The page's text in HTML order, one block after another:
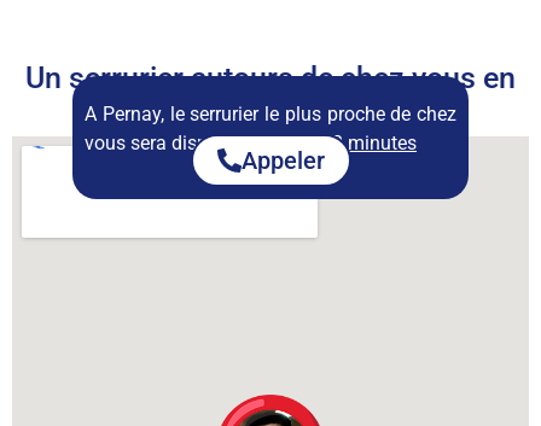
Un serrurier autours de chez vous en
permanence
A Pernay, le serrurier le plus proche de chez
vous sera disponible dans :22 minutes
Appeler